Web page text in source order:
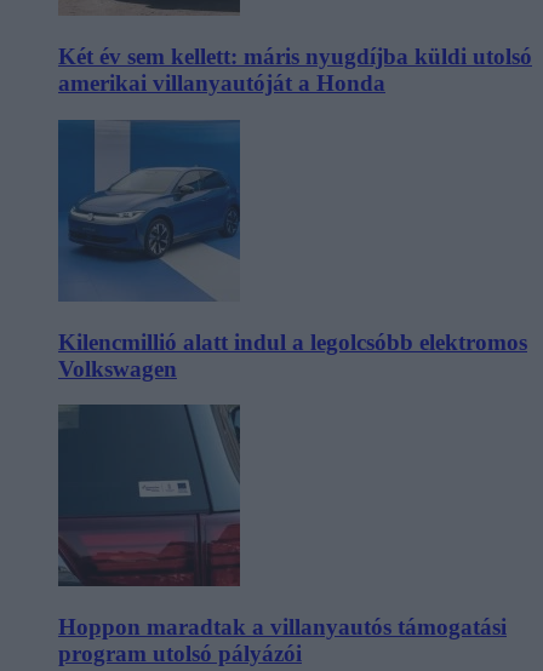
Két év sem kellett: máris nyugdíjba küldi utolsó
amerikai villanyautóját a Honda
Kilencmillió alatt indul a legolcsóbb elektromos
Volkswagen
Hoppon maradtak a villanyautós támogatási
program utolsó pályázói